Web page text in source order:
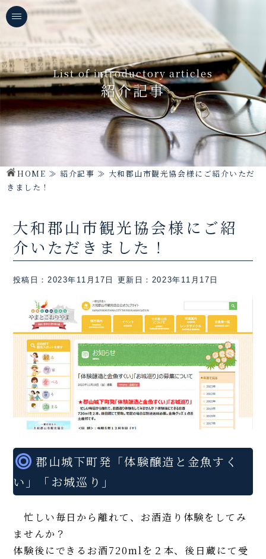
List of introductory articles
紹介記事
HOME ≫ 紹介記事 ≫ 大和郡山市観光協会様にご紹介いただ
きました！
大和郡山市観光協会様にご紹
介いただきました！
投稿日：2023年11月17日 更新日：2023年11月17日
郡山城下町発「体験醸造と金魚すく
い」「お城巡り」
忙しい毎日から離れて、お酒造り体験をしてみ
ませんか？
体験後にできるお酒720mlを２本、後日蔵にて受